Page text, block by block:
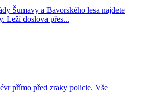
Šumavy a Bavorského lesa najdete
Leží doslova přes...
přímo před zraky policie. Vše